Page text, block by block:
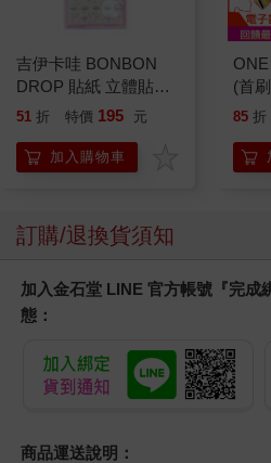
吉伊卡哇 BONBON
DROP 貼紙 立體貼紙
水晶貼紙 手帳貼 裝飾
兔兔 Chiikawa
51 折 特價 195 元
加入購物車
(首
85 折
訂購/退換貨須知
加入金石堂 LINE 官方帳號『完成
態：
商品運送說明：